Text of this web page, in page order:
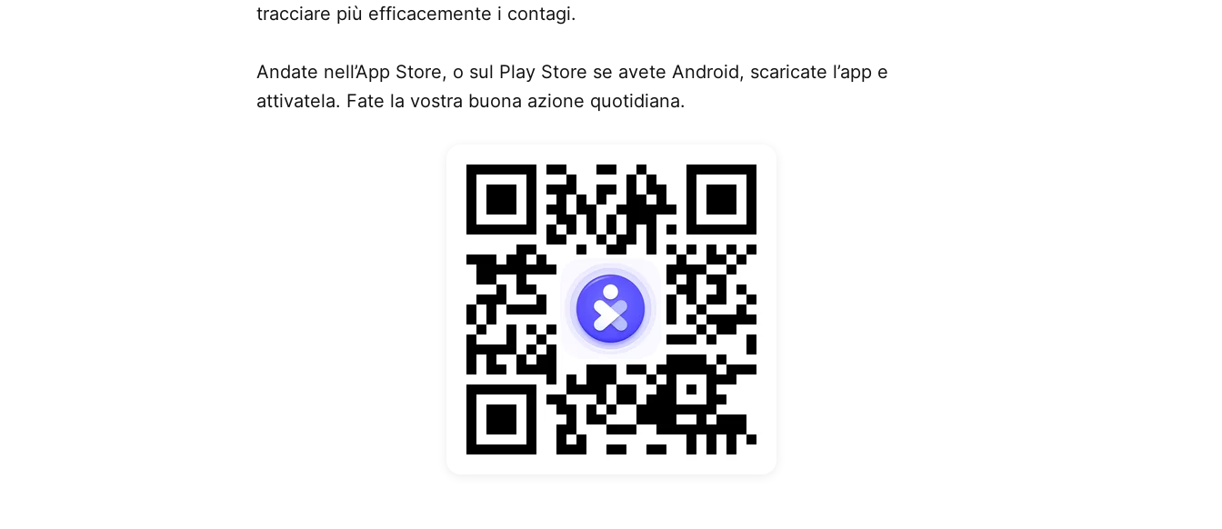
tracciare più efficacemente i contagi.
Andate nell’App Store, o sul Play Store se avete Android, scaricate l’app e
attivatela. Fate la vostra buona azione quotidiana.